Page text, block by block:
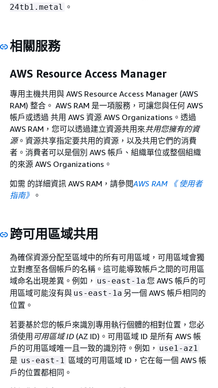
24tb1.metal 。
相關服務
AWS Resource Access Manager
專用主機共用與 AWS Resource Access Manager (AWS
RAM) 整合。 AWS RAM 是一項服務，可讓您與任何 AWS
帳戶或透過 共用 AWS 資源 AWS Organizations。透過
AWS RAM，您可以透過建立資源共用來共用您擁有的資
源。資源共享指定要共用的資源，以及共用它們的消費
者。消費者可以是個別 AWS 帳戶、組織單位或整個組織
的來源 AWS Organizations。
如需 的詳細資訊 AWS RAM，請參閱AWS RAM 《 使用者
指南》 。
跨可用區域共用
為確保資源分配至區域中的所有可用區域，可用區域會獨
立對應至各個帳戶的名稱。這可能導致帳戶之間的可用區
域命名出現差異。例如， us-east-1a 您 AWS 帳戶的可
用區域可能沒有與 us-east-1a 另一個 AWS 帳戶相同的
位置。
若要基於您的帳戶來識別專用執行個體的相對位置，您必
須使用 可用區域 ID (AZ ID)。可用區域 ID 是所有 AWS 帳
戶的可用區域唯一且一致的識別符。例如， use1-az1
是 us-east-1 區域的可用區域 ID，它在每一個 AWS 帳
戶的位置都相同。